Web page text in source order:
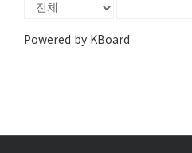
Powered by KBoard